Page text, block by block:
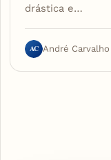
drástica e…
AC André Carvalho